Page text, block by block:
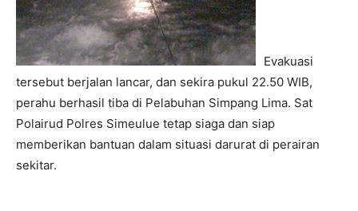
Evakuasi
tersebut berjalan lancar, dan sekira pukul 22.50 WIB,
perahu berhasil tiba di Pelabuhan Simpang Lima. Sat
Polairud Polres Simeulue tetap siaga dan siap
memberikan bantuan dalam situasi darurat di perairan
sekitar.